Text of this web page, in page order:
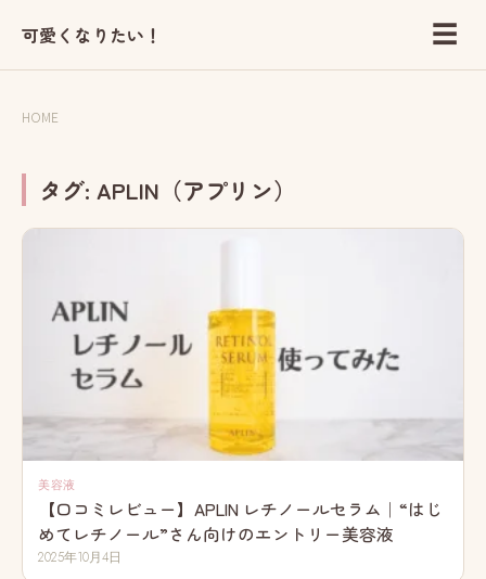
可愛くなりたい！ ☰
HOME
タグ: APLIN（アプリン）
美容液
【口コミレビュー】APLIN レチノールセラム｜“はじ
めてレチノール”さん向けのエントリー美容液
2025年10月4日